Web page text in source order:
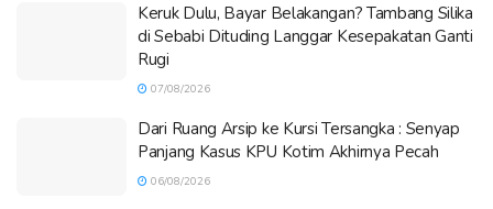
Keruk Dulu, Bayar Belakangan? Tambang Silika
di Sebabi Dituding Langgar Kesepakatan Ganti
Rugi
07/08/2026
Dari Ruang Arsip ke Kursi Tersangka : Senyap
Panjang Kasus KPU Kotim Akhirnya Pecah
06/08/2026